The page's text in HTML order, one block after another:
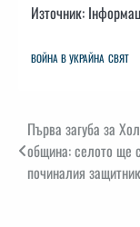
Източник:
ВОЙНА В УКРАЙНА СВЯТ
Навигация
Първа загуба за
община: селото ще
починалия